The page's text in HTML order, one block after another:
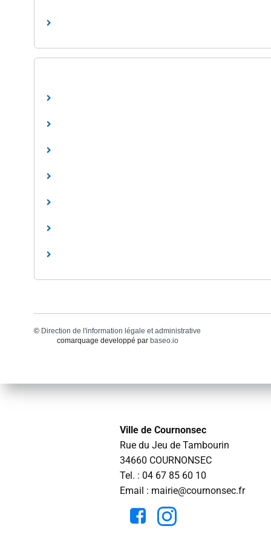
© Direction de l'information légale et administrative
comarquage developpé par baseo.io
Ville de Cournonsec
Rue du Jeu de Tambourin
34660 COURNONSEC
Tel. : 04 67 85 60 10
Email : mairie@cournonsec.fr